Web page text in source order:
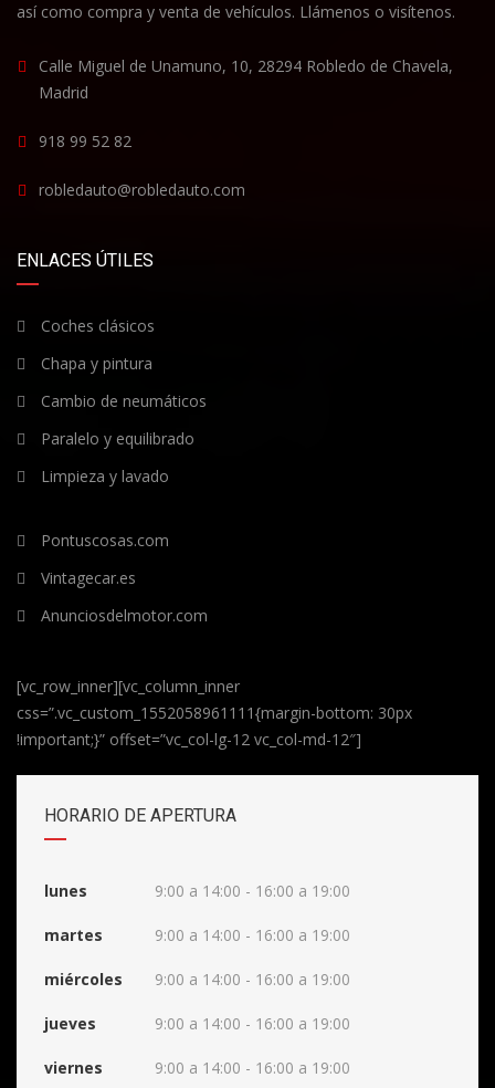
así como compra y venta de vehículos. Llámenos o visítenos.
Calle Miguel de Unamuno, 10, 28294 Robledo de Chavela,
Madrid
918 99 52 82
robledauto@robledauto.com
ENLACES ÚTILES
Coches clásicos
Chapa y pintura
Cambio de neumáticos
Paralelo y equilibrado
Limpieza y lavado
Pontuscosas.com
Vintagecar.es
Anunciosdelmotor.com
[vc_row_inner][vc_column_inner
css=”.vc_custom_1552058961111{margin-bottom: 30px
!important;}” offset=”vc_col-lg-12 vc_col-md-12″]
HORARIO DE APERTURA
lunes 9:00 a 14:00 - 16:00 a 19:00
martes 9:00 a 14:00 - 16:00 a 19:00
miércoles 9:00 a 14:00 - 16:00 a 19:00
jueves 9:00 a 14:00 - 16:00 a 19:00
viernes 9:00 a 14:00 - 16:00 a 19:00